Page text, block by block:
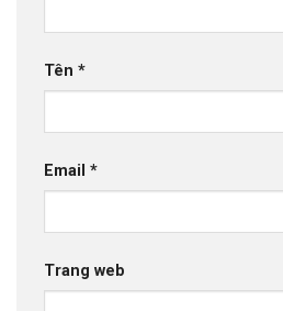
Tên *
Email *
Trang web